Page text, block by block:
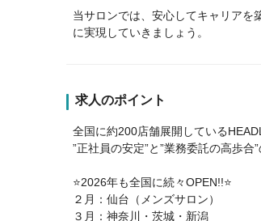
当サロンでは、安心してキャリアを
に実現していきましょう。
求人のポイント
全国に約200店舗展開している
”正社員の安定”と”業務委託の高歩合
⭐2026年も全国に続々OPEN!!⭐
２月：仙台（メンズサロン）
３月：神奈川・茨城・新潟